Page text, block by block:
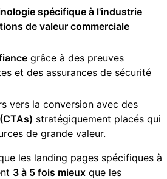
spécifique à l'industrie
de valeur commerciale
grâce à des preuves
et des assurances de sécurité
vers la conversion avec des
stratégiquement placés qui
de grande valeur.
les landing pages spécifiques à
3 à 5 fois mieux que les